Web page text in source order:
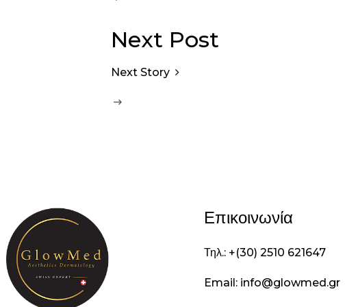
Next Post
Next Story
Επικοινωνία
Τηλ.: +(30) 2510 621647
Email: info@glowmed.gr